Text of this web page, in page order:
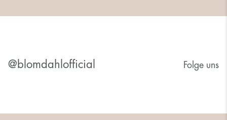
@blomdahlofficial Folge uns